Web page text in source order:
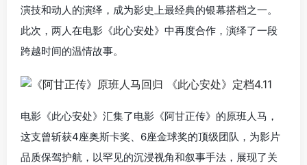
演技和动人的演绎，成为影史上最经典的银幕搭档之一。
此次，两人在电影《此心安处》中再度合作，演绎了一段
跨越时间的温情故事。
电影《此心安处》汇集了电影《阿甘正传》的原班人马，
这支曾斩获4座奥斯卡奖、6座金球奖的顶级团队，为影片
品质保驾护航，以罕见的沉浸视角和叙事手法，展现了关